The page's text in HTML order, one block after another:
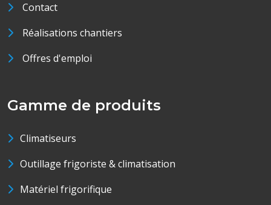
Contact
Réalisations chantiers
Offres d'emploi
Gamme de produits
Climatiseurs
Outillage frigoriste & climatisation
Matériel frigorifique